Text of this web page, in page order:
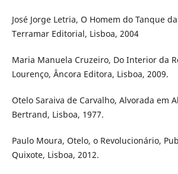
José Jorge Letria, O Homem do Tanque
Terramar Editorial, Lisboa, 2004
Maria Manuela Cruzeiro, Do Interior da
Lourenço, Âncora Editora, Lisboa, 2009.
Otelo Saraiva de Carvalho, Alvorada em
Bertrand, Lisboa, 1977.
Paulo Moura, Otelo, o Revolucionário,
Quixote, Lisboa, 2012.